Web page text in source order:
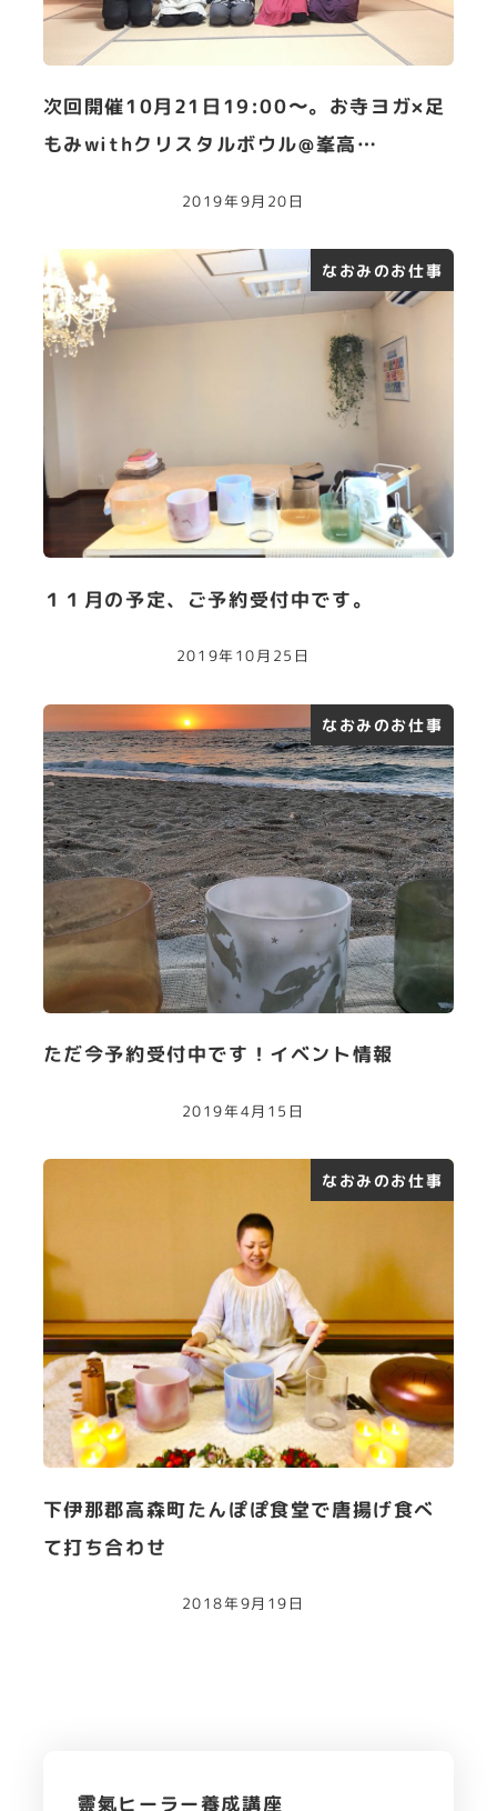
次回開催10月21日19:00〜。お寺ヨガ×足
もみwithクリスタルボウル@峯高…
2019年9月20日
なおみのお仕事
１１月の予定、ご予約受付中です。
2019年10月25日
なおみのお仕事
ただ今予約受付中です！イベント情報
2019年4月15日
なおみのお仕事
下伊那郡高森町たんぽぽ食堂で唐揚げ食べ
て打ち合わせ
2018年9月19日
靈氣ヒーラー養成講座